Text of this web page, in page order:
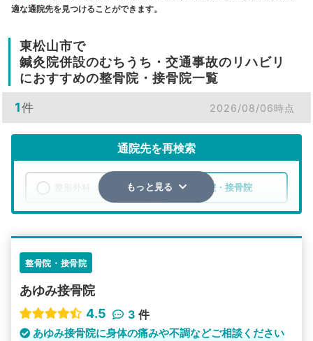
適な通院先を見つけることができます。
東松山市で
鍼灸院併設のむちうち・交通事故のリハビリ
におすすめの整骨院・接骨院一覧
1件 2026/08/06時点
通院先を再検索
整骨院・接骨院
その他の検索方法
もっと見る
整骨院・接骨院
あゆみ接骨院
4.5
3 件
あゆみ接骨院に身体の痛みや不調などご相談ください